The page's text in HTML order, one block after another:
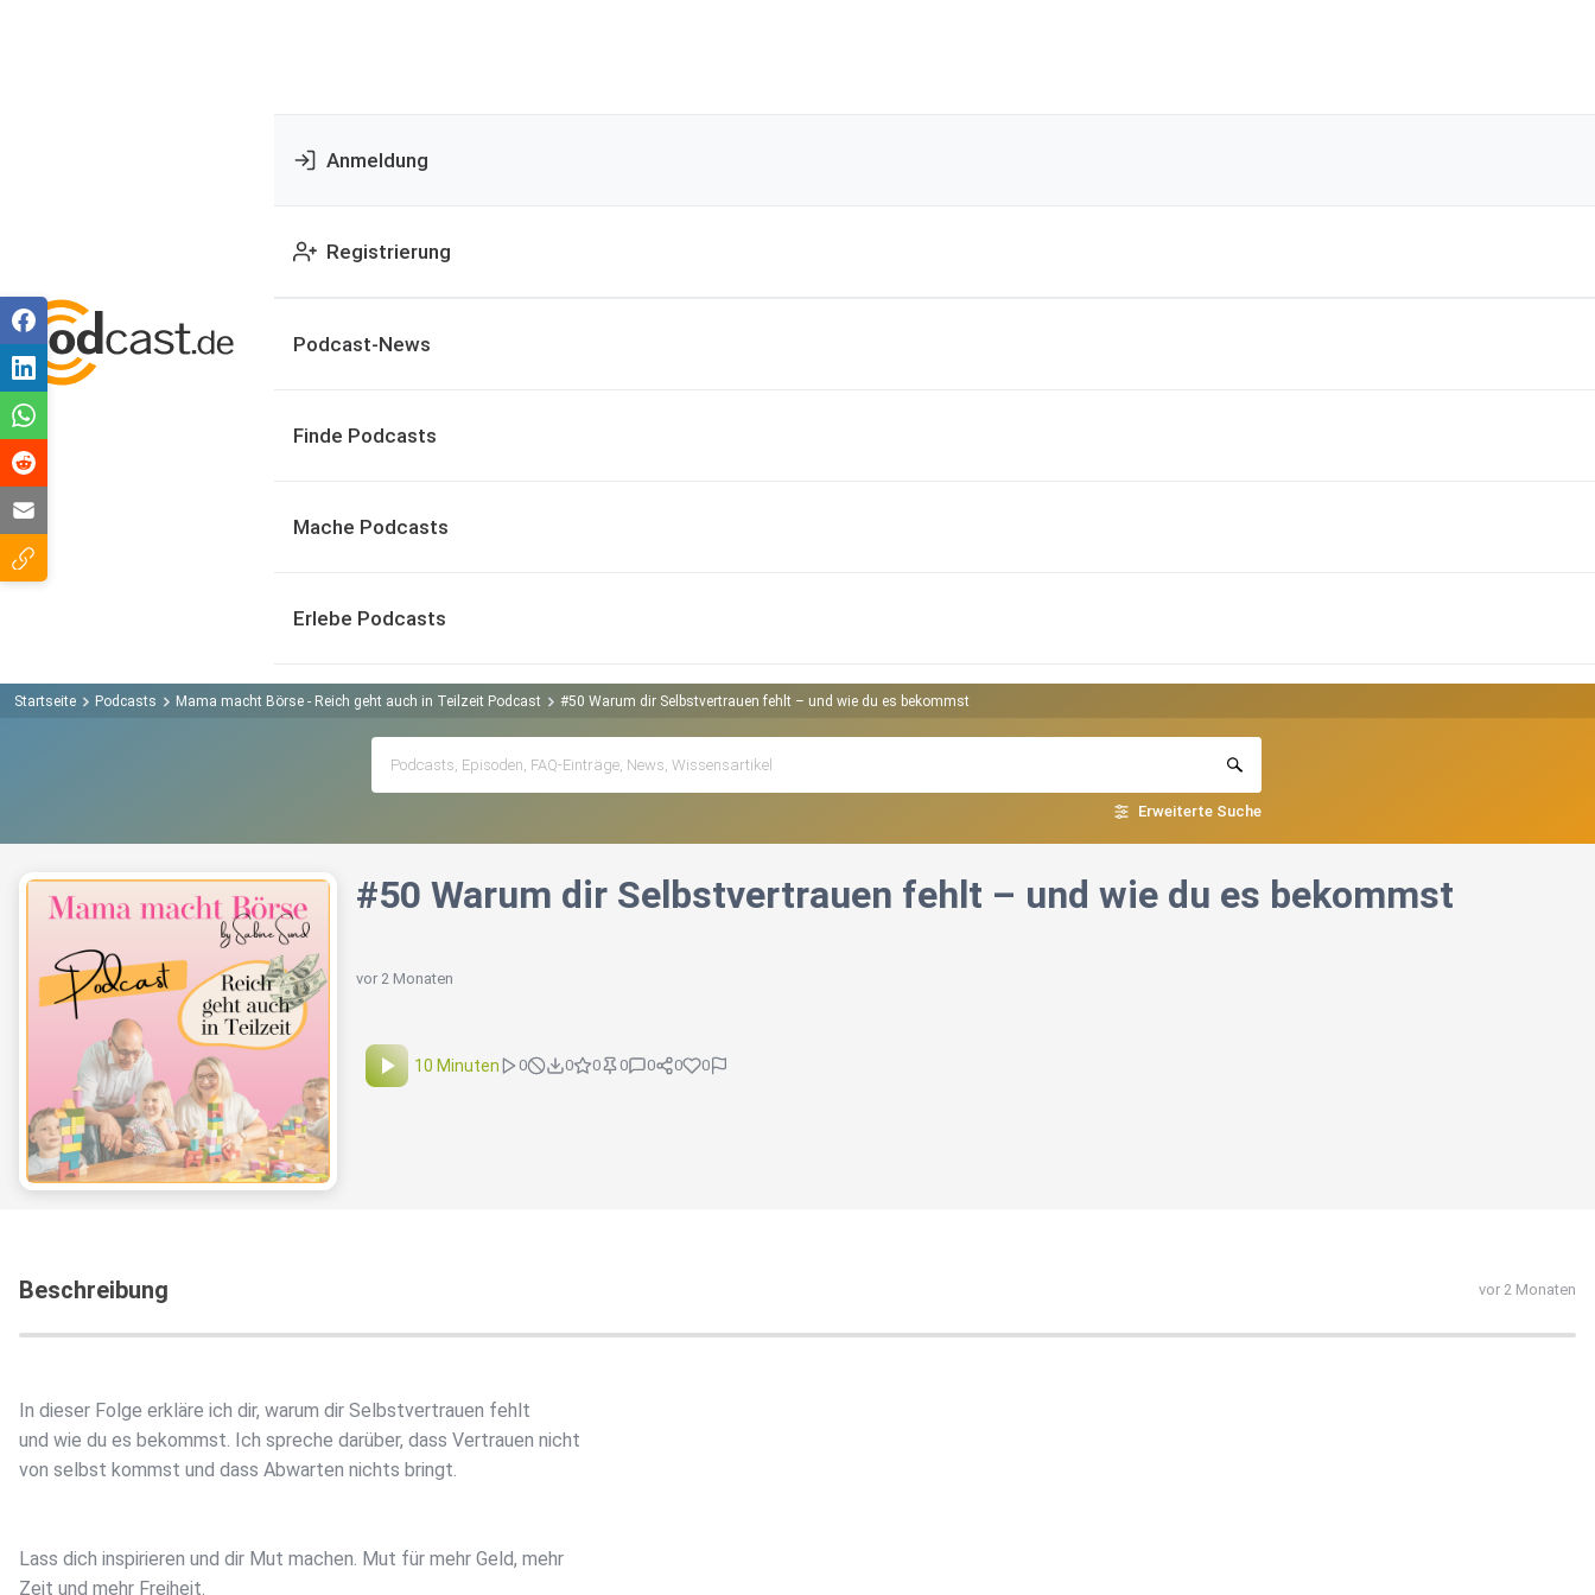
Anmeldung
Registrierung
Podcast-News
Finde Podcasts
Mache Podcasts
Erlebe Podcasts
Startseite Podcasts Mama macht Börse - Reich geht auch in Teilzeit Podcast #50 Warum dir Selbstvertrauen fehlt – und wie du es bekommst
Erweiterte Suche
#50 Warum dir Selbstvertrauen fehlt – und wie du es bekommst
vor 2 Monaten
10 Minuten 0 0 0 0 0 0 0
Beschreibung vor 2 Monaten
In dieser Folge erkläre ich dir, warum dir Selbstvertrauen fehlt
und wie du es bekommst. Ich spreche darüber, dass Vertrauen nicht
von selbst kommst und dass Abwarten nichts bringt.
Lass dich inspirieren und dir Mut machen. Mut für mehr Geld, mehr
Zeit und mehr Freiheit.